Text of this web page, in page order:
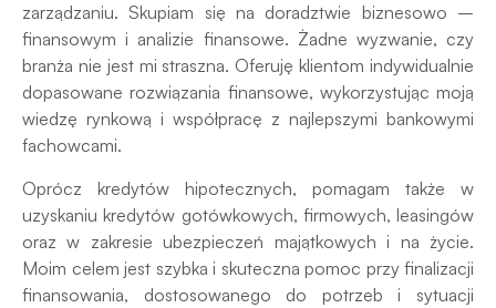
zarządzaniu. Skupiam się na doradztwie biznesowo –
finansowym i analizie finansowe. Żadne wyzwanie, czy
branża nie jest mi straszna. Oferuję klientom indywidualnie
dopasowane rozwiązania finansowe, wykorzystując moją
wiedzę rynkową i współpracę z najlepszymi bankowymi
fachowcami.
Oprócz kredytów hipotecznych, pomagam także w
uzyskaniu kredytów gotówkowych, firmowych, leasingów
oraz w zakresie ubezpieczeń majątkowych i na życie.
Moim celem jest szybka i skuteczna pomoc przy finalizacji
finansowania, dostosowanego do potrzeb i sytuacji